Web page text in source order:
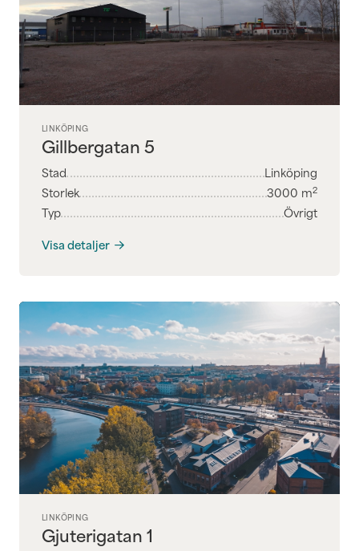
LINKÖPING
Gillbergatan 5
Stad
Linköping
Storlek
3000 m2
Typ
Övrigt
Visa detaljer
LINKÖPING
Gjuterigatan 1